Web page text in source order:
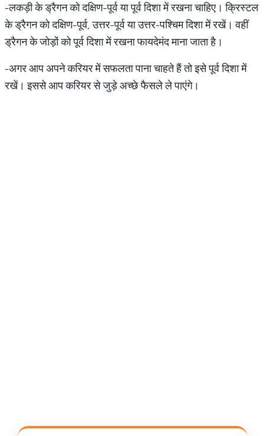
-लकड़ी के ड्रैगन को दक्षिण-पूर्व या पूर्व दिशा में रखना चाहिए। क्रिस्टल
के ड्रैगन को दक्षिण-पूर्व, उत्तर-पूर्व या उत्तर-पश्चिम दिशा में रखें। वहीं
ड्रैगन के जोड़ों को पूर्व दिशा में रखना फायदेमंद माना जाता है।
-अगर आप अपने करियर में सफलता पाना चाहते हैं तो इसे पूर्व दिशा में
रखें। इससे आप करियर से जुड़े अच्छे फैसले ले पाएंगे।